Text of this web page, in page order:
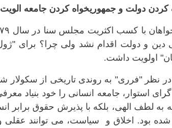
دین و دولت اقدام نشد ولی چرا؟ برای
اولویت داشت.
در نظر "فرری" به روندی تاریخی از
به لطف الهی، بلکه با پذیرش حقوق برابر